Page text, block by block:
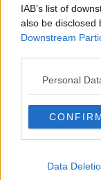
IAB’s list of
also be disclosed
Downstream
Personal
Data
Quando la polizia
ammesso di aver
questura. Ma una
è stato portato in
Lì ha riferito di aver
filo della
italiano, titolare di
fermato. A quel
di aver uccisoil